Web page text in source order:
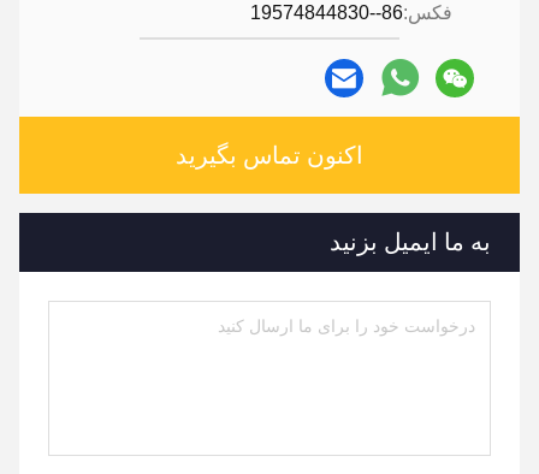
فکس:86--19574844830
اکنون تماس بگیرید
به ما ایمیل بزنید